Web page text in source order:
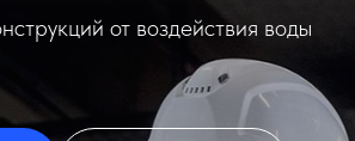
от воздействия воды